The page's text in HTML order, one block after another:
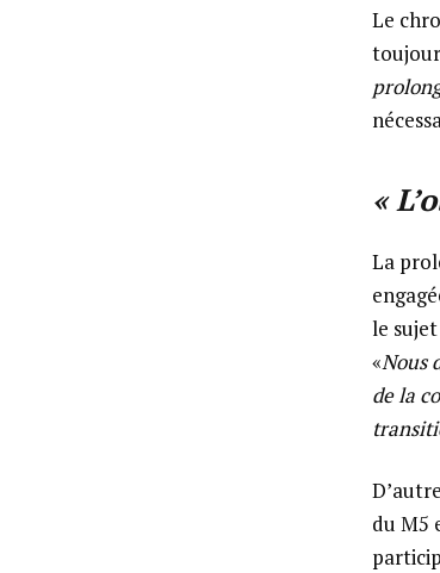
Le
«
La
le
«Nous
de la
du M5